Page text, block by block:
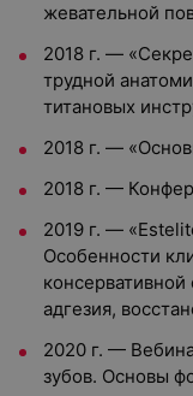
жевательной
2018 г. —
трудной
титановых
2018 г. —
2018 г. —
2019 г. —
Особенности
адгезия,
2020 г. —
зубов. Основы